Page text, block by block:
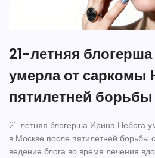
21-летняя
умерла от саркомы
пятилетней
21-летняя блогерша Ирина Небога
в Москве после пятилетней борьбы
ведение блога во время лечения